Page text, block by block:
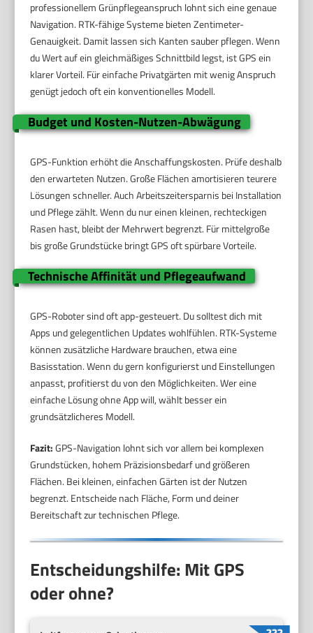
professionellem Grünpflegeanspruch lohnt sich eine genaue
Navigation. RTK-fähige Systeme bieten Zentimeter-
Genauigkeit. Damit lassen sich Kanten sauber pflegen. Wenn
du Wert auf ein gleichmäßiges Schnittbild legst, ist GPS ein
klarer Vorteil. Für einfache Privatgärten mit wenig Anspruch
genügt jedoch oft ein konventionelles Modell.
Budget und Kosten-Nutzen-Abwägung
GPS-Funktion erhöht die Anschaffungskosten. Prüfe deshalb
den erwarteten Nutzen. Große Flächen amortisieren teurere
Lösungen schneller. Auch Arbeitszeitersparnis bei Installation
und Pflege zählt. Wenn du nur einen kleinen, rechteckigen
Rasen hast, bleibt der Mehrwert begrenzt. Für mittelgroße
bis große Grundstücke bringt GPS oft spürbare Vorteile.
Technische Affinität und Pflegeaufwand
GPS-Roboter sind oft app-gesteuert. Du solltest dich mit
Apps und gelegentlichen Updates wohlfühlen. RTK-Systeme
können zusätzliche Hardware brauchen, etwa eine
Basisstation. Wenn du gern konfigurierst und Einstellungen
anpasst, profitierst du von den Möglichkeiten. Wer eine
einfache Lösung ohne App will, wählt besser ein
grundsätzlicheres Modell.
Fazit:GPS-Navigation lohnt sich vor allem bei komplexen
Grundstücken, hohem Präzisionsbedarf und größeren
Flächen. Bei kleinen, einfachen Gärten ist der Nutzen
begrenzt. Entscheide nach Fläche, Form und deiner
Bereitschaft zur technischen Pflege.
Entscheidungshilfe: Mit GPS
oder ohne?